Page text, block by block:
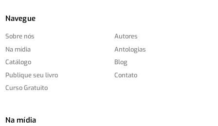
Navegue
Sobre nós
Na mídia
Catálogo
Publique seu livro
Curso Gratuito
Autores
Antologias
Blog
Contato
Na mídia